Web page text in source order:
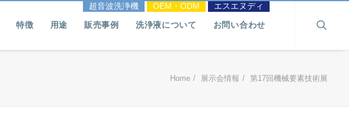
超音波洗浄機 OEM・ODM エスエヌディ
特徴 用途 販売事例 洗浄液について お問い合わせ
Home 展示会情報 第17回機械要素技術展